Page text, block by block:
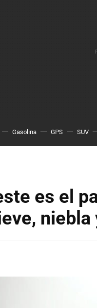
Gasolina GPS SUV
es el